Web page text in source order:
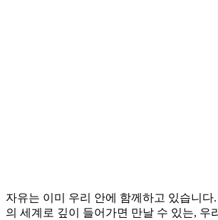
자유는 이미 우리 안에 함께하고 있습니다
의 세계로 깊이 들어가면 만날 수 있는, 우